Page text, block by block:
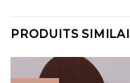
PRODUITS